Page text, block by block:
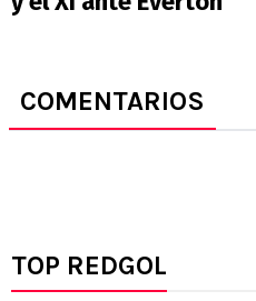
COMENTARIOS
TOP REDGOL